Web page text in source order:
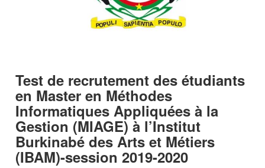
Test de recrutement des étudiants
en Master en Méthodes
Informatiques Appliquées à la
Gestion (MIAGE) à l’Institut
Burkinabé des Arts et Métiers
(IBAM)-session 2019-2020